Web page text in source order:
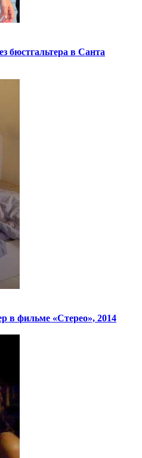
бюстгальтера в Санта
фильме «Стерео», 2014